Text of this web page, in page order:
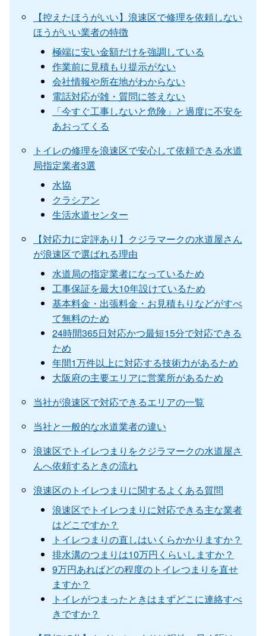
【控えたほうがいい】浪速区で修理を依頼しない
ほうがいい業者の特徴
極端に安い金額だけを強調している
作業前に見積もり提示がない
会社情報や所在地がわからない
電話対応が雑・質問に答えない
「今すぐ工事しないと危険」と過度に不安を
あおってくる
トイレの修理を浪速区で安心して依頼できる水道
局指定業者3選
水協
クラシアン
生活水道センター
【対応力に定評あり】クジラマークの水道屋さん
が浪速区で選ばれる理由
水道局の指定業者になっているため
工事保証を最大10年設けているため
基本料金・出張料金・お見積もりなどがすべ
て無料のため
24時間365日対応かつ最短15分で対応できる
ため
年間1万件以上に対応する技術力があるため
大阪府の主要エリアに営業所があるため
当社が浪速区で対応できるエリアの一覧
当社と一般的な水道業者の違い
浪速区でトイレつまりをクジラマークの水道屋さ
んへ依頼するときの流れ
浪速区のトイレつまりに関するよくある質問
浪速区でトイレつまりに対応できる主な業者
はどこですか？
トイレつまりの直しはいくらかかりますか？
排水溝のつまりは10万円くらいしますか？
9万円あればどの程度のトイレつまりを直せ
ますか？
トイレがつまったときはまずどこに連絡すべ
きですか？